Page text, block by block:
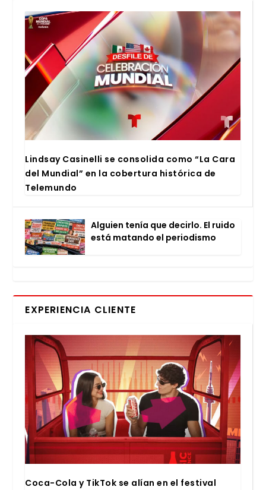
Lind­say Casi­ne­lli se con­so­li­da como “La Cara
del Mun­dial” en la cober­tu­ra his­tó­ri­ca de
Tele­mun­do
Alguien tenía que decir­lo. El rui­do
está matan­do el perio­dis­mo
EXPERIENCIA CLIENTE
Coca-Cola y Tik­Tok se alían en el fes­ti­val